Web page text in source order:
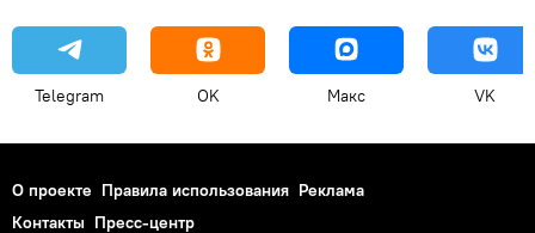
Telegram OK Макс VK
О проекте Правила использования Реклама
Контакты Пресс-центр